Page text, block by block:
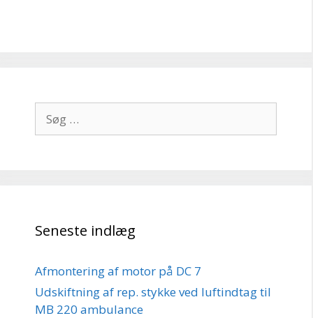
efter:
Seneste indlæg
Afmontering af motor på DC 7
Udskiftning af rep. stykke ved luftindtag til
MB 220 ambulance